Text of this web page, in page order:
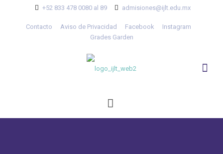
+52 833 478 0080 al 89 admisiones@ijlt.edu.mx
Contacto Aviso de Privacidad Facebook
Instagram
Grades Garden